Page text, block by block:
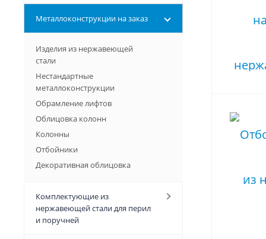
Металлоконструкции на заказ
Изделия из нержавеющей
стали
Нестандартные
металлоконструкции
Обрамление лифтов
Облицовка колонн
Колонны
Отбойники
Декоративная облицовка
Комплектующие из
нержавеющей стали для перил
и поручней